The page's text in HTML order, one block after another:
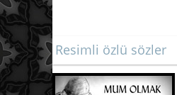
Resimli özlü sözler